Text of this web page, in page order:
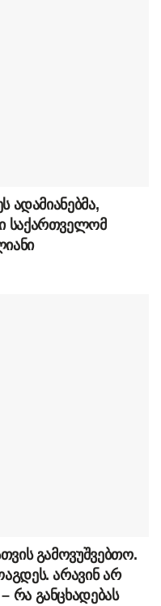
ადამიანებმა,
საქართველომ
გამოვუშვებთო.
არავინ არ
რა განცხადებას